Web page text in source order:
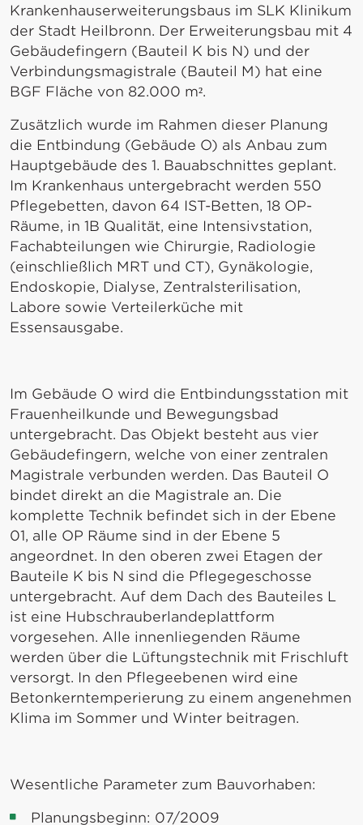
Krankenhauserweiterungsbaus im SLK Klinikum
der Stadt Heilbronn. Der Erweiterungsbau mit 4
Gebäudefingern (Bauteil K bis N) und der
Verbindungsmagistrale (Bauteil M) hat eine
BGF Fläche von 82.000 m².
Zusätzlich wurde im Rahmen dieser Planung
die Entbindung (Gebäude O) als Anbau zum
Hauptgebäude des 1. Bauabschnittes geplant.
Im Krankenhaus untergebracht werden 550
Pflegebetten, davon 64 IST-Betten, 18 OP-
Räume, in 1B Qualität, eine Intensivstation,
Fachabteilungen wie Chirurgie, Radiologie
(einschließlich MRT und CT), Gynäkologie,
Endoskopie, Dialyse, Zentralsterilisation,
Labore sowie Verteilerküche mit
Essensausgabe.
Im Gebäude O wird die Entbindungsstation mit
Frauenheilkunde und Bewegungsbad
untergebracht. Das Objekt besteht aus vier
Gebäudefingern, welche von einer zentralen
Magistrale verbunden werden. Das Bauteil O
bindet direkt an die Magistrale an. Die
komplette Technik befindet sich in der Ebene
01, alle OP Räume sind in der Ebene 5
angeordnet. In den oberen zwei Etagen der
Bauteile K bis N sind die Pflegegeschosse
untergebracht. Auf dem Dach des Bauteiles L
ist eine Hubschrauberlandeplattform
vorgesehen. Alle innenliegenden Räume
werden über die Lüftungstechnik mit Frischluft
versorgt. In den Pflegeebenen wird eine
Betonkerntemperierung zu einem angenehmen
Klima im Sommer und Winter beitragen.
Wesentliche Parameter zum Bauvorhaben:
Planungsbeginn: 07/2009